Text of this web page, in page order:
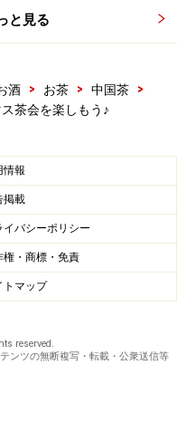
と見る
酒 > お茶 > 中国茶
>
茶会を楽しもう♪
情報
掲載
イバシーポリシー
権・商標・免責
トマップ
reserved.
ンツの無断複写・転載・公衆送信等